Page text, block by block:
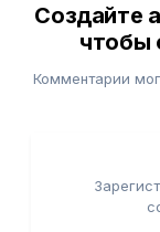
Создайте
чтобы
Комментарии